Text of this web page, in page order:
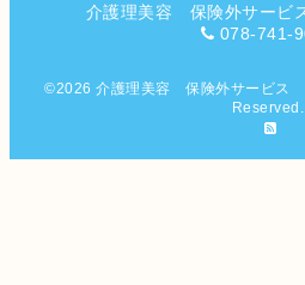
介護理美容 保険外サービ
078-741-
©2026介護理美容 保険外サービス
Reserved.